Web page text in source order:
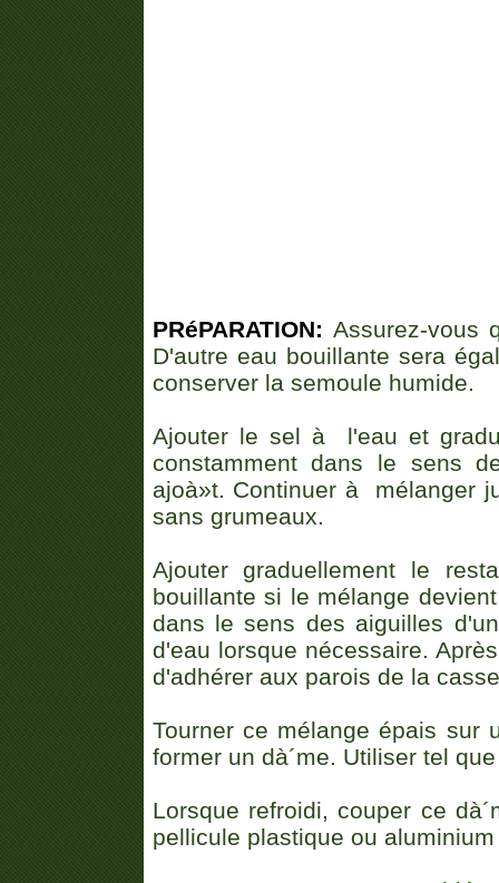
PRéPARATION: Assurez-vous
D'autre eau bouillante sera
conserver la semoule humide.
Ajouter le sel à l'eau et
constamment dans le sens
ajoà»t. Continuer à mélanger
sans grumeaux.
Ajouter graduellement le
bouillante si le mélange
dans le sens des aiguilles
d'eau lorsque nécessaire.
d'adhérer aux parois de la
Tourner ce mélange épais sur
former un dà´me. Utiliser tel
Lorsque refroidi, couper ce
pellicule plastique ou